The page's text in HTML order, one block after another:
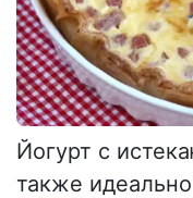
Йогурт с
также